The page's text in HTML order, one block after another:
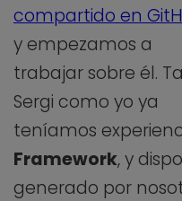
compartido en
y empezamos a
trabajar sobre él.
Sergi como yo ya
teníamos
Framework, y
generado por